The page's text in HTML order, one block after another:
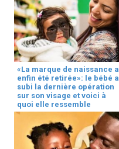
«La marque de naissance a
enfin été retirée»: le bébé a
subi la dernière opération
sur son visage et voici à
quoi elle ressemble